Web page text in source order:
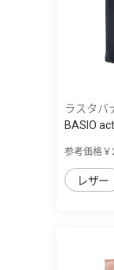
ラスタバ
BASIO
参考価格￥
レザー